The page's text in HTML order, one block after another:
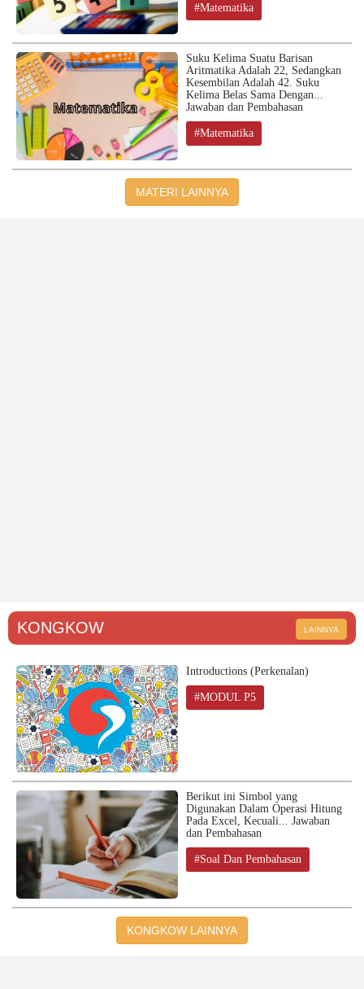
#Matematika
Suku Kelima Suatu Barisan
Aritmatika Adalah 22, Sedangkan
Kesembilan Adalah 42. Suku
Kelima Belas Sama Dengan...
Jawaban dan Pembahasan
#Matematika
MATERI LAINNYA
KONGKOW LAINNYA
Introductions (Perkenalan)
#MODUL P5
Berikut ini Simbol yang
Digunakan Dalam Operasi Hitung
Pada Excel, Kecuali... Jawaban
dan Pembahasan
#Soal Dan Pembahasan
KONGKOW LAINNYA